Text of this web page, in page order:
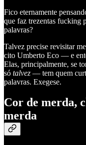
Fico eternamente
que faz trezentas fucking
palavras?
Talvez precise revisitar
cito Umberto Eco — e
Elas, principalmente, se
só talvez — tem quem
palavras. Exegese.
Cor de merda,
merda